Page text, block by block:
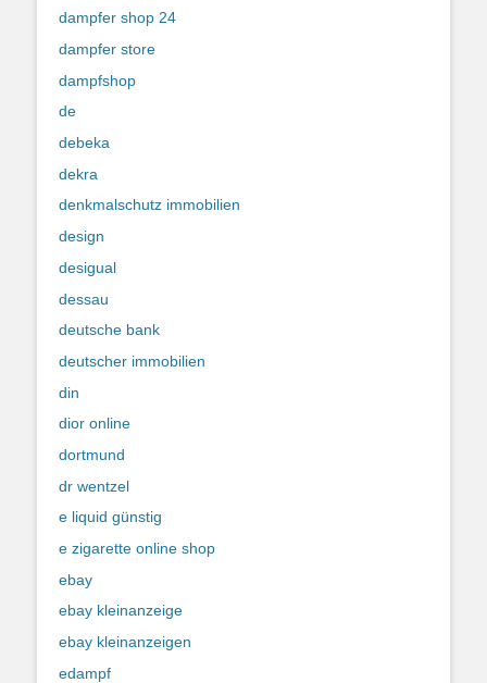
dampfer shop 24
dampfer store
dampfshop
de
debeka
dekra
denkmalschutz immobilien
design
desigual
dessau
deutsche bank
deutscher immobilien
din
dior online
dortmund
dr wentzel
e liquid günstig
e zigarette online shop
ebay
ebay kleinanzeige
ebay kleinanzeigen
edampf